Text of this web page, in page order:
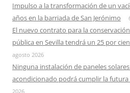
Impulso a la transformación de un
años en la barriada de San Jerónimo
El nuevo contrato para la
pública en Sevilla tendrá un 25 por
agosto 2026
Ninguna instalación de paneles
acondicionado podrá cumplir la
2026